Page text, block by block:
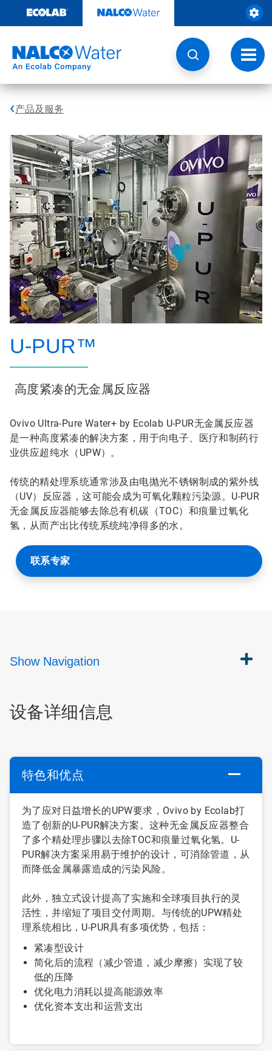
至
切
换
导
航
产品及服务
U-PUR™
高度紧凑的无金属反应器
Ovivo Ultra-Pure Water+ by Ecolab U-PUR无金属反应器
是一种高度紧凑的解决方案，用于向电子、医疗和制药行
业供应超纯水（UPW）。
传统的精处理系统通常涉及由电抛光不锈钢制成的紫外线
（UV）反应器，这可能会成为可氧化颗粒污染源。U-PUR
无金属反应器能够去除总有机碳（TOC）和痕量过氧化
氢，从而产出比传统系统纯净得多的水。
联系专家
Show Navigation
设备详细信息
特色和优点
为了应对日益增长的UPW要求，Ovivo by Ecolab打
造了创新的U-PUR解决方案。这种无金属反应器整合
了多个精处理步骤以去除TOC和痕量过氧化氢。U-
PUR解决方案采用易于维护的设计，可消除管道，从
而降低金属暴露造成的污染风险。
此外，独立式设计提高了实施和全球项目执行的灵
活性，并缩短了项目交付周期。与传统的UPW精处
理系统相比，U-PUR具有多项优势，包括：
紧凑型设计
简化后的流程（减少管道，减少摩擦）实现了较
低的压降
优化电力消耗以提高能源效率
优化资本支出和运营支出